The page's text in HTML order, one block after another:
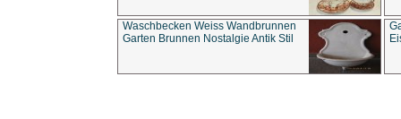
Waschbecken Weiss Wandbrunnen
Garten Brunnen Nostalgie Antik Stil